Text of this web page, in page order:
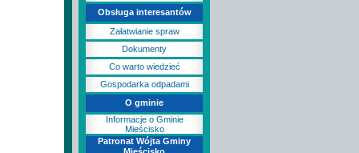
Obsługa interesantów
Załatwianie spraw
Dokumenty
Co warto wiedzieć
Gospodarka odpadami
O gminie
Informacje o Gminie
Mieścisko
Patronat Wójta Gminy